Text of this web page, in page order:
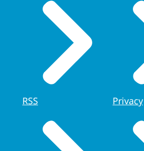
RSS Privacy